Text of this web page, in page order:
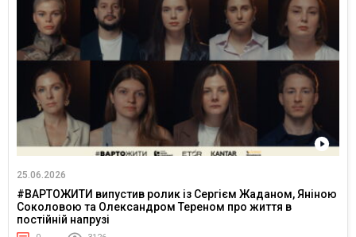
25.06.2026
#ВАРТОЖИТИ випустив ролик із Сергієм Жаданом, Яніною
Соколовою та Олександром Тереном про життя в
постійній напрузі